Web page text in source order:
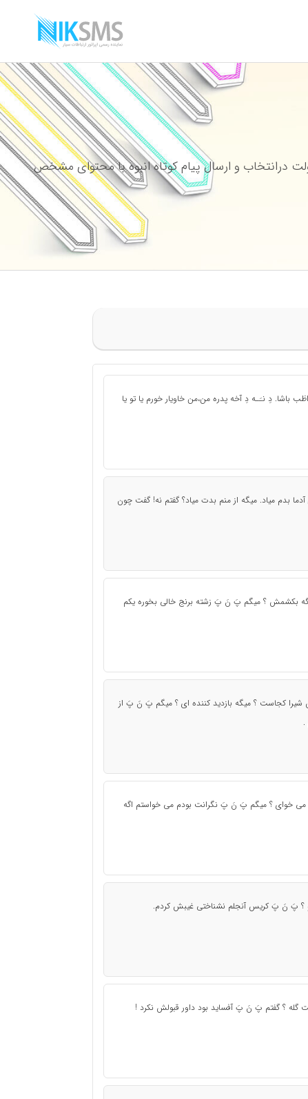
درانتخاب و ارسال پیام کوتاه انبوه با محتوای مشخص
باشا. دِ نـَـه دِ آخه پدره من،من خاویار خورم یا تو یا
بدم میاد. میگه از منم بدت میاد؟ گفتم نه! گفت چون
بکشمش ؟ میگم پَ نَ پَ زشته برنج خالی بخوره یکم
کجاست ؟ میگه بازدید کننده ای ؟ میگم پَ نَ پَ از
.
سوال 3 بلدی ؟ میگه آره می خوای ؟ میگم پَ نَ پَ نگرانت بودم می خواستم اگه
گله ؟ گفتم پَ نَ پَ آفساید بود داور قبولش نکرد !